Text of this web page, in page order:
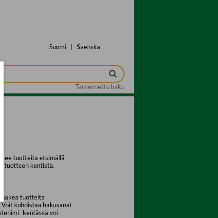
Suomi Svenska
Tarkennettu haku
tuotteita etsimällä
tuotteen kentistä.
hakea tuotteita
kohdistaa hakusanat
-kentässä voi